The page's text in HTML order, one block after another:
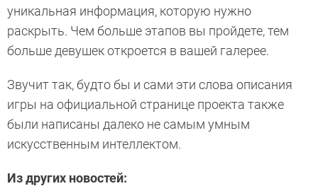
уникальная информация, которую нужно
раскрыть. Чем больше этапов вы пройдете, тем
больше девушек откроется в вашей галерее.
Звучит так, будто бы и сами эти слова описания
игры на официальной странице проекта также
были написаны далеко не самым умным
искусственным интеллектом.
Из других новостей: